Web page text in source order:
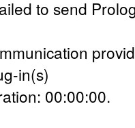
to send
in(s)
00:00:00.